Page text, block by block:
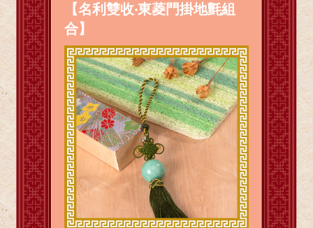
【名利雙收‧東菱門掛地氈組
合】